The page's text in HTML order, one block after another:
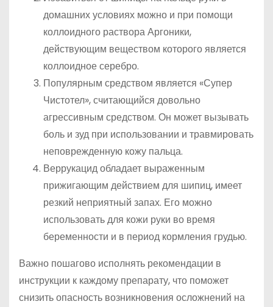
домашних условиях можно и при помощи
коллоидного раствора Аргоники,
действующим веществом которого является
коллоидное серебро.
Популярным средством является «Супер
Чистотел», считающийся довольно
агрессивным средством. Он может вызывать
боль и зуд при использовании и травмировать
неповрежденную кожу пальца.
Веррукацид обладает выраженным
прижигающим действием для шипиц, имеет
резкий неприятный запах. Его можно
использовать для кожи руки во время
беременности и в период кормления грудью.
Важно пошагово исполнять рекомендации в
инструкции к каждому препарату, что поможет
снизить опасность возникновения осложнений на